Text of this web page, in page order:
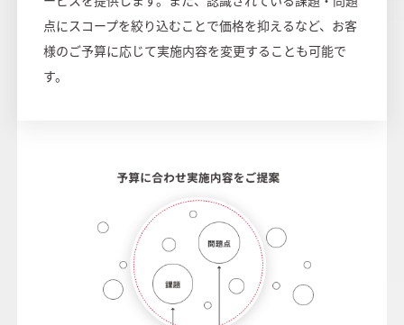
点にスコープを絞り込むことで価格を抑えるなど、お客
様のご予算に応じて実施内容を変更することも可能で
す。